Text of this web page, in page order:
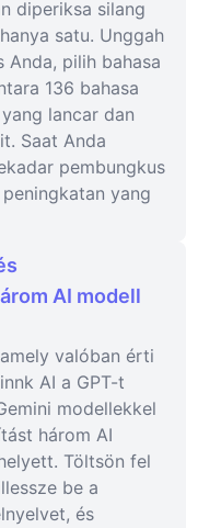
diperiksa silang
satu. Unggah
Anda, pilih bahasa
136 bahasa
lancar dan
Saat Anda
pembungkus
yang
AI modell
valóban érti
AI a GPT-t
modellekkel
három AI
Töltsön fel
be a
és